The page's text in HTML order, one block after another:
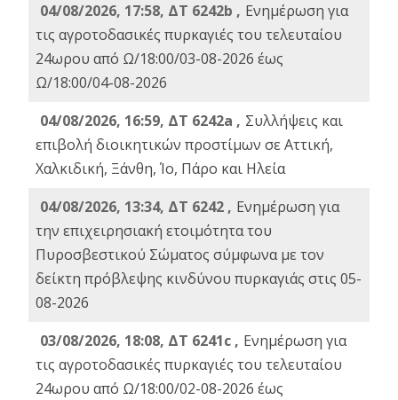
04/08/2026, 17:58, ΔΤ 6242b , Ενημέρωση για
τις αγροτοδασικές πυρκαγιές του τελευταίου
24ωρου από Ω/18:00/03-08-2026 έως
Ω/18:00/04-08-2026
04/08/2026, 16:59, ΔΤ 6242a , Συλλήψεις και
επιβολή διοικητικών προστίμων σε Αττική,
Χαλκιδική, Ξάνθη, Ίο, Πάρο και Ηλεία
04/08/2026, 13:34, ΔΤ 6242 , Ενημέρωση για
την επιχειρησιακή ετοιμότητα του
Πυροσβεστικού Σώματος σύμφωνα με τον
δείκτη πρόβλεψης κινδύνου πυρκαγιάς στις 05-
08-2026
03/08/2026, 18:08, ΔΤ 6241c , Ενημέρωση για
τις αγροτοδασικές πυρκαγιές του τελευταίου
24ωρου από Ω/18:00/02-08-2026 έως